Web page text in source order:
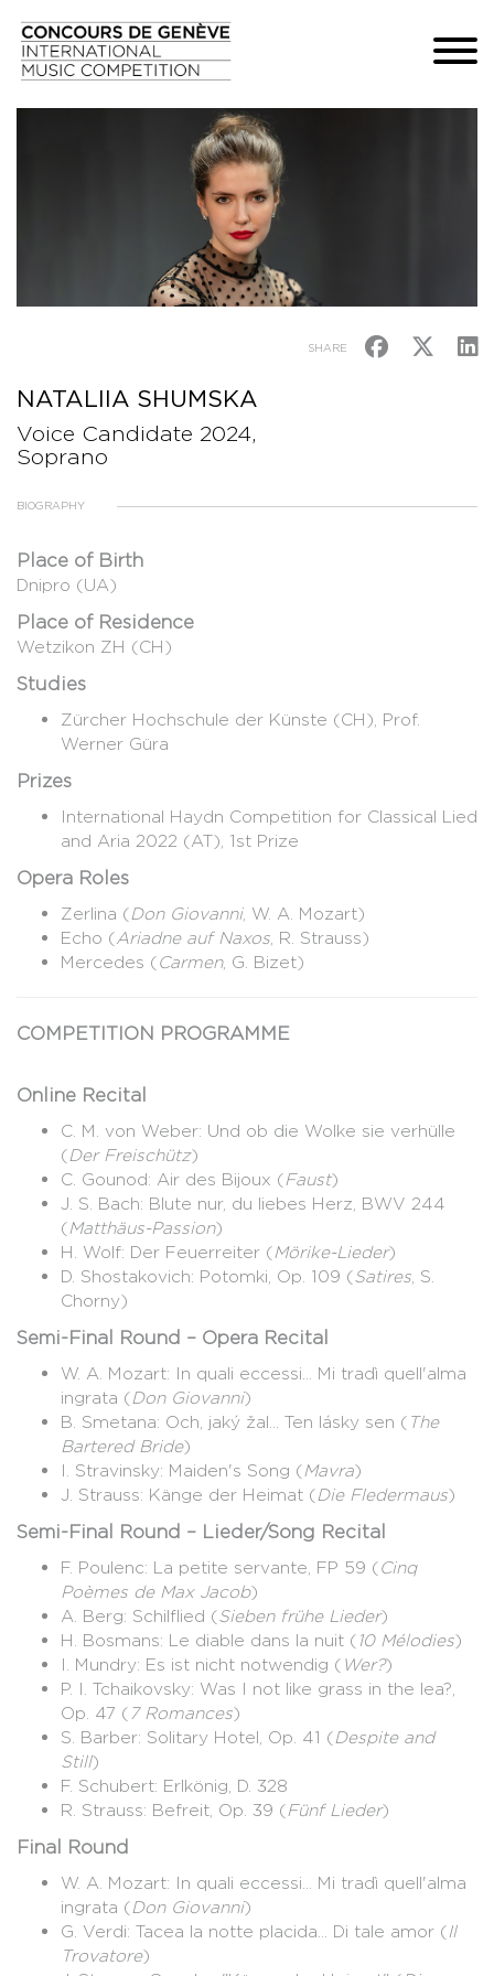
SHARE
NATALIIA SHUMSKA
Voice Candidate 2024,
Soprano
BIOGRAPHY
Place of Birth
Dnipro (UA)
Place of Residence
Wetzikon ZH (CH)
Studies
Zürcher Hochschule der Künste (CH), Prof.
Werner Güra
Prizes
International Haydn Competition for Classical Lied
and Aria 2022 (AT), 1st Prize
Opera Roles
Zerlina (Don Giovanni, W. A. Mozart)
Echo (Ariadne auf Naxos , R. Strauss)
Mercedes (Carmen, G. Bizet)
COMPETITION PROGRAMME
Online Recital
C. M. von Weber: Und ob die Wolke sie verhülle
(Der Freischütz)
C. Gounod: Air des Bijoux (Faust)
J. S. Bach: Blute nur, du liebes Herz, BWV 244
(Matthäus-Passion)
H. Wolf: Der Feuerreiter (Mörike-Lieder)
D. Shostakovich: Potomki, Op. 109 (Satires , S.
Chorny)
Semi-Final Round – Opera Recital
W. A. Mozart: In quali eccessi... Mi tradì quell'alma
ingrata (Don Giovanni)
B. Smetana: Och, jaký žal... Ten lásky sen ( The
Bartered Bride)
I. Stravinsky: Maiden's Song (Mavra)
J. Strauss: Känge der Heimat (Die Fledermaus)
Semi-Final Round – Lieder/Song Recital
F. Poulenc: La petite servante, FP 59 (Cinq
Poèmes de Max Jacob)
A. Berg: Schilflied (Sieben frühe Lieder)
H. Bosmans: Le diable dans la nuit ( 10 Mélodies)
I. Mundry: Es ist nicht notwendig ( Wer?)
P. I. Tchaikovsky: Was I not like grass in the lea?,
Op. 47 ( 7 Romances)
S. Barber: Solitary Hotel, Op. 41 (Despite and
Still)
F. Schubert: Erlkönig, D. 328
R. Strauss: Befreit, Op. 39 (Fünf Lieder)
Final Round
W. A. Mozart: In quali eccessi... Mi tradì quell'alma
ingrata (Don Giovanni)
G. Verdi: Tacea la notte placida... Di tale amor (Il
Trovatore)